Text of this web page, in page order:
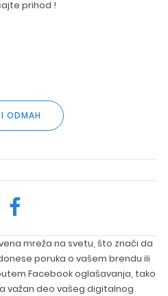
prihod !
ODMAH
mreža na svetu, što znači da
poruka o vašem brendu ili
Facebook oglašavanja, tako
važan deo vašeg digitalnog